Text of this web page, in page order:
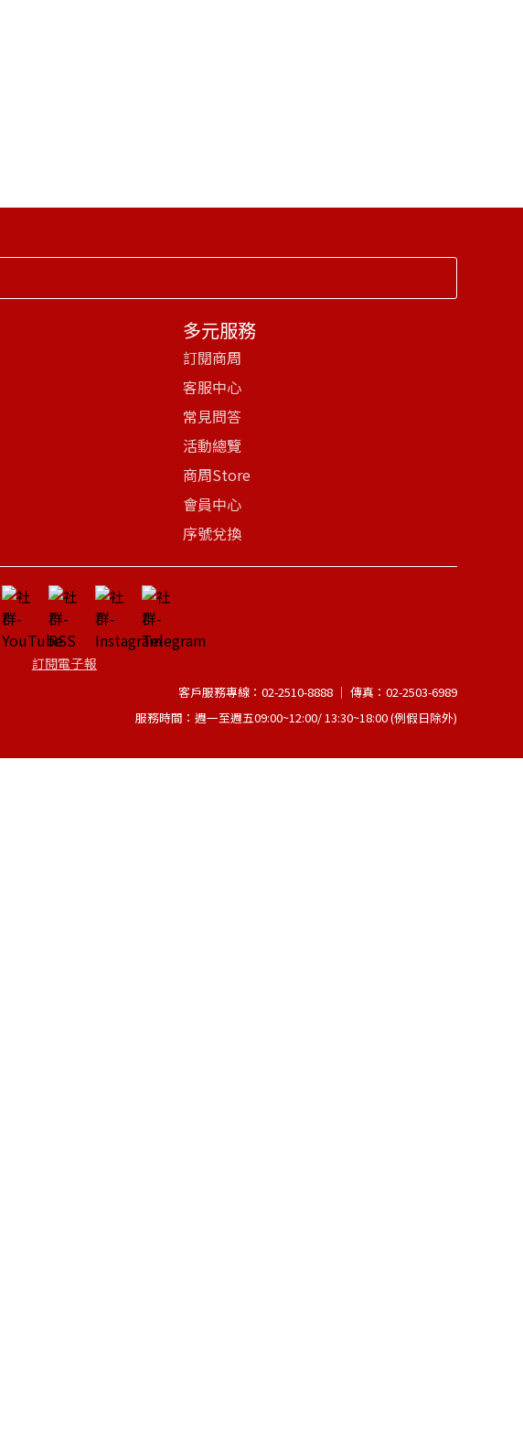
多元服務
訂閱商周
客服中心
常見問答
活動總覽
商周Store
會員中心
序號兌換
訂閱電子報
客戶服務專線：02-2510-8888 │ 傳真：02-2503-6989
服務時間：週一至週五09:00~12:00/ 13:30~18:00 (例假日除外)